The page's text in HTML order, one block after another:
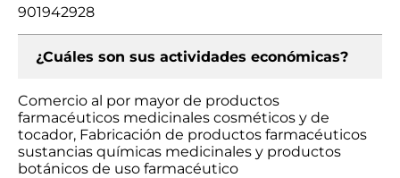
901942928
¿Cuáles son sus actividades económicas?
Comercio al por mayor de productos
farmacéuticos medicinales cosméticos y de
tocador, Fabricación de productos farmacéuticos
sustancias químicas medicinales y productos
botánicos de uso farmacéutico